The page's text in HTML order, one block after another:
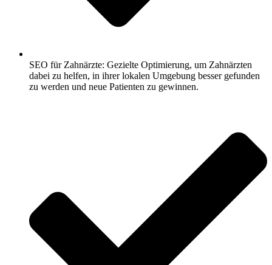
SEO für Zahnärzte: Gezielte Optimierung, um Zahnärzten
dabei zu helfen, in ihrer lokalen Umgebung besser gefunden
zu werden und neue Patienten zu gewinnen.